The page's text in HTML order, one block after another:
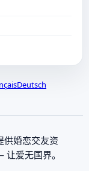
Deutsch
供婚恋交友资
爱无国界。